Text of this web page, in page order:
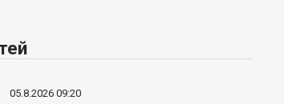
05.8.2026 09:20